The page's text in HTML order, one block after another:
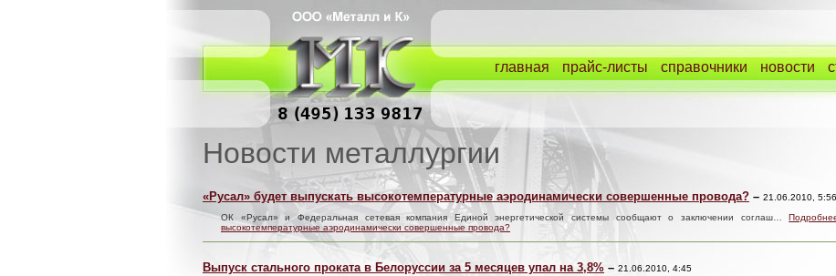
главная прайс-листы справочники новости
Новости металлургии
«Русал» будет выпускать высокотемпературные аэродинамически совершенные провода? – 21.06.2010, 5:56
ОК «Русал» и Федеральная сетевая компания Единой энергетической системы сообщают о заключении соглаш…
высокотемпературные аэродинамически совершенные провода?
Выпуск стального проката в Белоруссии за 5 месяцев упал на 3,8% – 21.06.2010, 4:45